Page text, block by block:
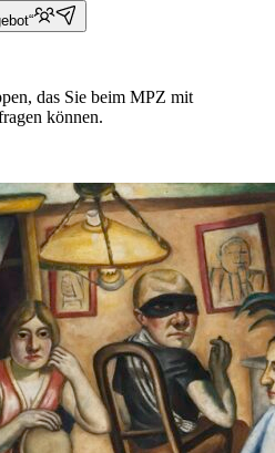
das Sie beim MPZ mit
können.